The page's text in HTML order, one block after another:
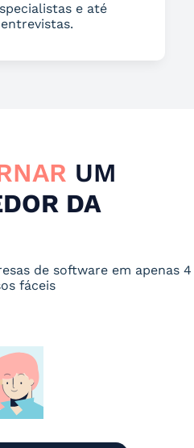
e até
UM
DA
de software em apenas 4
fáceis